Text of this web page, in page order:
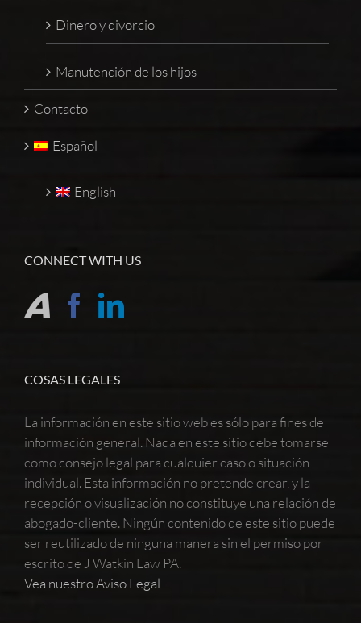
Dinero y divorcio
Manutención de los hijos
Contacto
Español
English
CONNECT WITH US
COSAS LEGALES
La información en este sitio web es sólo para fines de
información general. Nada en este sitio debe tomarse
como consejo legal para cualquier caso o situación
individual. Esta información no pretende crear, y la
recepción o visualización no constituye una relación de
abogado-cliente. Ningún contenido de este sitio puede
ser reutilizado de ninguna manera sin el permiso por
escrito de J Watkin Law PA.
Vea nuestro Aviso Legal